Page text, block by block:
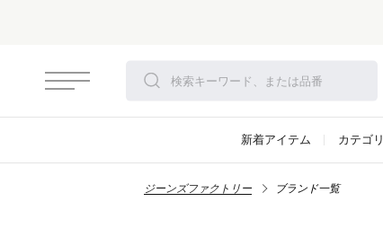
新着アイテム カテゴリ
ジーンズファクトリー ブランド一覧